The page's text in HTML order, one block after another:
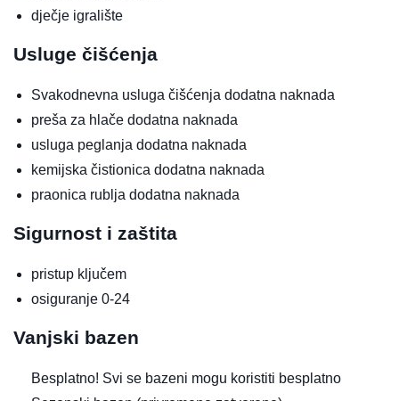
dječje igralište
Usluge čišćenja
Svakodnevna usluga čišćenja dodatna naknada
preša za hlače dodatna naknada
usluga peglanja dodatna naknada
kemijska čistionica dodatna naknada
praonica rublja dodatna naknada
Sigurnost i zaštita
pristup ključem
osiguranje 0-24
Vanjski bazen
Besplatno! Svi se bazeni mogu koristiti besplatno